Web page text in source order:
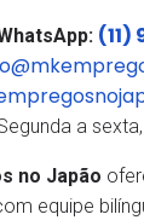
(11)
a
no Japão
equipe